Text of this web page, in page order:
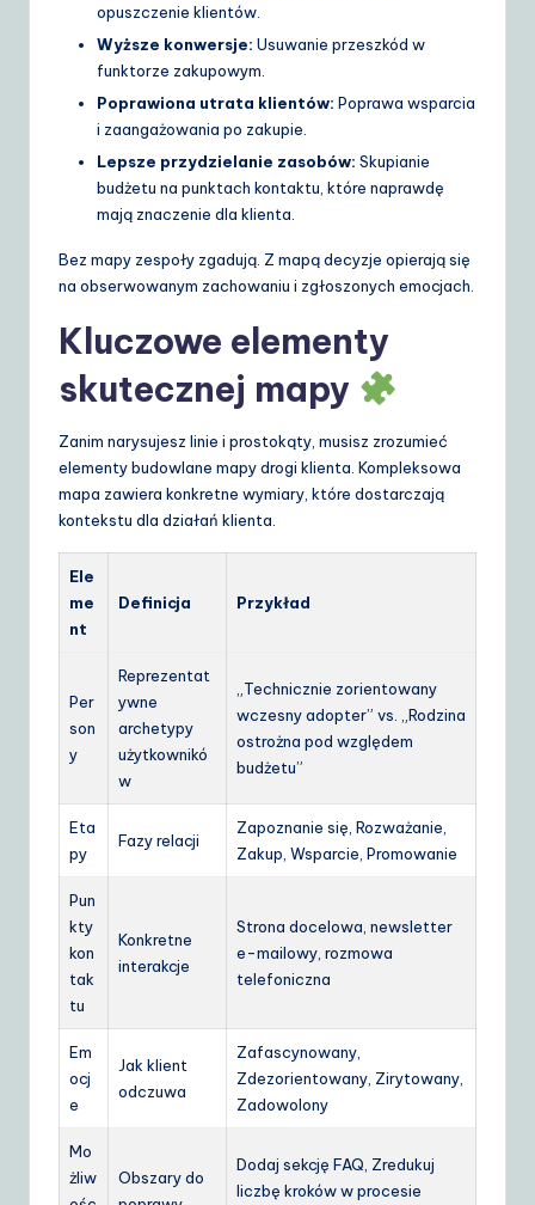
opuszczenie klientów.
Wyższe konwersje: Usuwanie przeszkód w
funktorze zakupowym.
Poprawiona utrata klientów: Poprawa wsparcia
i zaangażowania po zakupie.
Lepsze przydzielanie zasobów: Skupianie
budżetu na punktach kontaktu, które naprawdę
mają znaczenie dla klienta.
Bez mapy zespoły zgadują. Z mapą decyzje opierają się
na obserwowanym zachowaniu i zgłoszonych emocjach.
Kluczowe elementy
skutecznej mapy
Zanim narysujesz linie i prostokąty, musisz zrozumieć
elementy budowlane mapy drogi klienta. Kompleksowa
mapa zawiera konkretne wymiary, które dostarczają
kontekstu dla działań klienta.
Ele
me
nt
Definicja Przykład
Per
son
y
Reprezentat
ywne
archetypy
użytkownikó
w
„Technicznie zorientowany
wczesny adopter” vs. „Rodzina
ostrożna pod względem
budżetu”
Eta
py
Fazy relacji
Zapoznanie się, Rozważanie,
Zakup, Wsparcie, Promowanie
Pun
kty
kon
tak
tu
Konkretne
interakcje
Strona docelowa, newsletter
e-mailowy, rozmowa
telefoniczna
Em
ocj
e
Jak klient
odczuwa
Zafascynowany,
Zdezorientowany, Zirytowany,
Zadowolony
Mo
żliw
Obszary do
Dodaj sekcję FAQ, Zredukuj
liczbę kroków w procesie